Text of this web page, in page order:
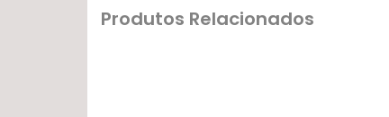
Produtos Relacionados